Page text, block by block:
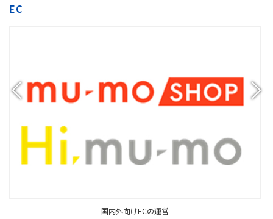
EC
国内外向けECの運営